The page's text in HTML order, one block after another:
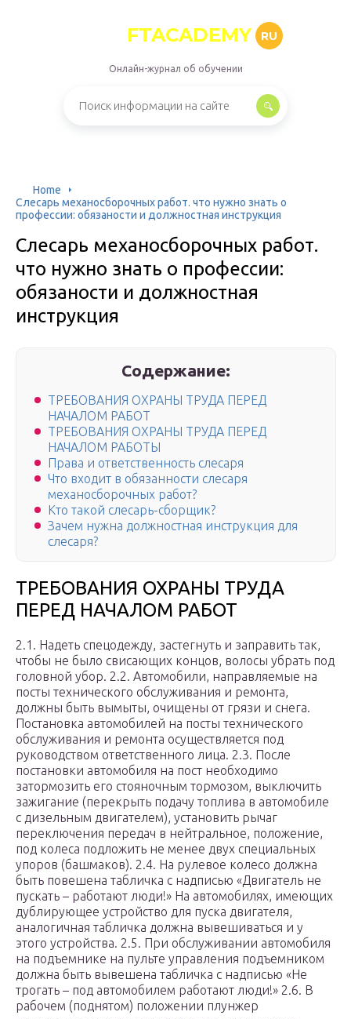
FTACADEMY RU
Онлайн-журнал об обучении
Home
Слесарь механосборочных работ. что нужно знать о
профессии: обязаности и должностная инструкция
Слесарь механосборочных работ.
что нужно знать о профессии:
обязаности и должностная
инструкция
Содержание:
ТРЕБОВАНИЯ ОХРАНЫ ТРУДА ПЕРЕД
НАЧАЛОМ РАБОТ
ТРЕБОВАНИЯ ОХРАНЫ ТРУДА ПЕРЕД
НАЧАЛОМ РАБОТЫ
Права и ответственность слесаря
Что входит в обязанности слесаря
механосборочных работ?
Кто такой слесарь-сборщик?
Зачем нужна должностная инструкция для
слесаря?
ТРЕБОВАНИЯ ОХРАНЫ ТРУДА
ПЕРЕД НАЧАЛОМ РАБОТ
2.1. Надеть спецодежду, застегнуть и заправить так,
чтобы не было свисающих концов, волосы убрать под
головной убор. 2.2. Автомобили, направляемые на
посты технического обслуживания и ремонта,
должны быть вымыты, очищены от грязи и снега.
Постановка автомобилей на посты технического
обслуживания и ремонта осуществляется под
руководством ответственного лица. 2.3. После
постановки автомобиля на пост необходимо
затормозить его стояночным тормозом, выключить
зажигание (перекрыть подачу топлива в автомобиле
с дизельным двигателем), установить рычаг
переключения передач в нейтральное, положение,
под колеса подложить не менее двух специальных
упоров (башмаков). 2.4. На рулевое колесо должна
быть повешена табличка с надписью «Двигатель не
пускать – работают люди!» На автомобилях, имеющих
дублирующее устройство для пуска двигателя,
аналогичная табличка должна вывешиваться и у
этого устройства. 2.5. При обслуживании автомобиля
на подъемнике на пульте управления подъемником
должна быть вывешена табличка с надписью «Не
трогать – под автомобилем работают люди!» 2.6. В
рабочем (поднятом) положении плунжер